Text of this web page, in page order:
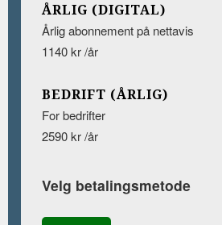
ÅRLIG (DIGITAL)
Årlig abonnement på nettavis
1140 kr /år
BEDRIFT (ÅRLIG)
For bedrifter
2590 kr /år
Velg betalingsmetode